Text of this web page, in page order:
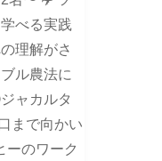
べる実践
理解がさ
ル農法に
ャカルタ
まで向かい
ーのワーク